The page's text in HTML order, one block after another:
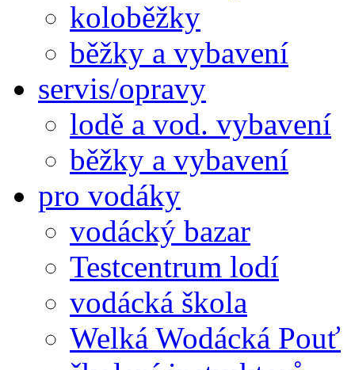
koloběžky
běžky a vybavení
servis/opravy
lodě a vod. vybavení
běžky a vybavení
pro vodáky
vodácký bazar
Testcentrum lodí
vodácká škola
Welká Wodácká Pouť